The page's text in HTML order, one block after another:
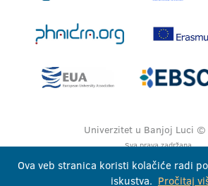
Univerzitet u Banjoj Luci
Sva prava zadržana
Ova veb stranica koristi kolačiće radi
iskustva. Pročitaj